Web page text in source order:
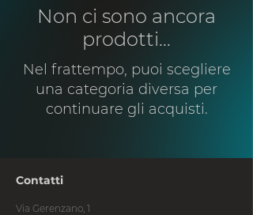
Non ci sono ancora
prodotti...
Nel frattempo, puoi scegliere
una categoria diversa per
continuare gli acquisti.
Contatti
Via Gerenzano, 1